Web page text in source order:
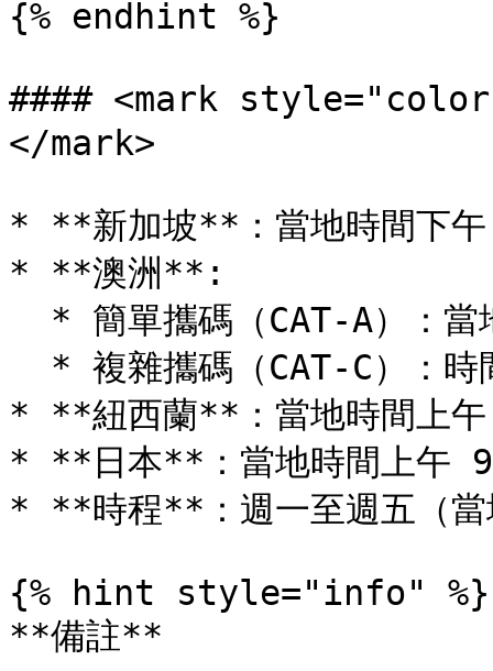
{% endhint %}
#### <mark style="color:
</mark>
* **新加坡**：當地時間下
* **澳洲**:
* **紐西蘭**：當地時間上
* **日本**：當地時間上午
* **時程**：週一至週五（當
{% hint style="info" %}
**備註**